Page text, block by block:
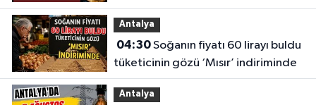
Antalya
04:30Soğanın fiyatı 60 lirayı buldu
tüketicinin gözü ‘Mısır’ indiriminde
Antalya